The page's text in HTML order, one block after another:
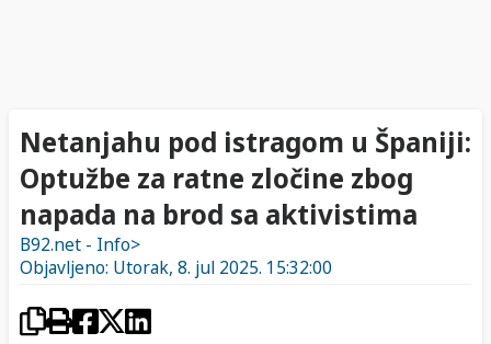
Netanjahu pod istragom u Španiji:
Optužbe za ratne zločine zbog
napada na brod sa aktivistima
B92.net - Info>
Objavljeno: Utorak, 8. jul 2025. 15:32:00